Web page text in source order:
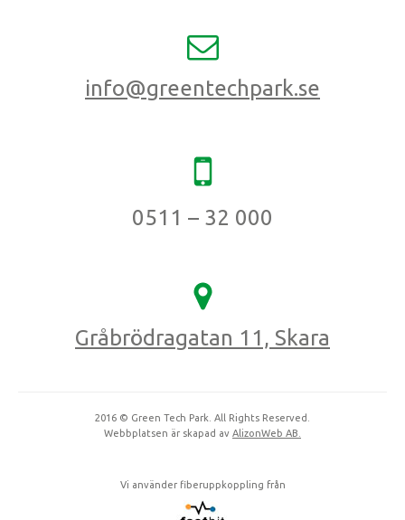
info@greentechpark.se
0511 – 32 000
Gråbrödragatan 11, Skara
2016 © Green Tech Park. All Rights Reserved.
Webbplatsen är skapad av AlizonWeb AB.
Vi använder fiberuppkoppling från